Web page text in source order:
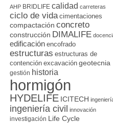
AHP BRIDLIFE calidad carreteras
ciclo de vida cimentaciones
compactación concreto
construcción DIMALIFE
edificación encofrado
estructuras estructuras de
contención excavación geotecnia
gestión historia
hormigón
HYDELIFE ICITECH
ingeniería civil innovación
investigación
Life Cycle